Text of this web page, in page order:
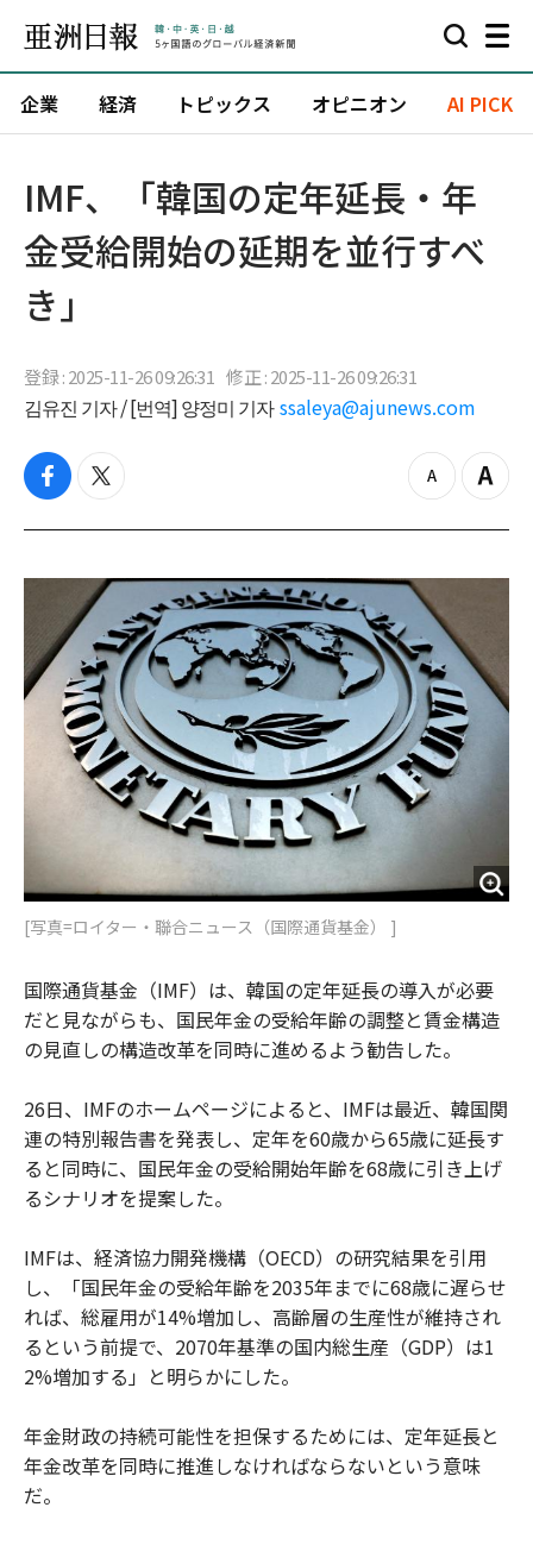
企業 経済 トピックス オピニオン AI PICK
IMF、「韓国の定年延長・年
金受給開始の延期を並行すべ
き」
登録 : 2025-11-26 09:26:31 修正 : 2025-11-26 09:26:31
김유진 기자 / [번역] 양정미 기자 ssaleya@ajunews.com
f
c
b
k
t
i
t
e
z
o
o
u
t
Z
o
i
[写真=ロイター・聯合ニュース（国際通貨基金） ]
国際通貨基金（IMF）は、韓国の定年延長の導入が必要
だと見ながらも、国民年金の受給年齢の調整と賃金構造
の見直しの構造改革を同時に進めるよう勧告した。
26日、IMFのホームページによると、IMFは最近、韓国関
連の特別報告書を発表し、定年を60歳から65歳に延長す
ると同時に、国民年金の受給開始年齢を68歳に引き上げ
るシナリオを提案した。
IMFは、経済協力開発機構（OECD）の研究結果を引用
し、「国民年金の受給年齢を2035年までに68歳に遅らせ
れば、総雇用が14%増加し、高齢層の生産性が維持され
るという前提で、2070年基準の国内総生産（GDP）は1
2%増加する」と明らかにした。
年金財政の持続可能性を担保するためには、定年延長と
年金改革を同時に推進しなければならないという意味
だ。